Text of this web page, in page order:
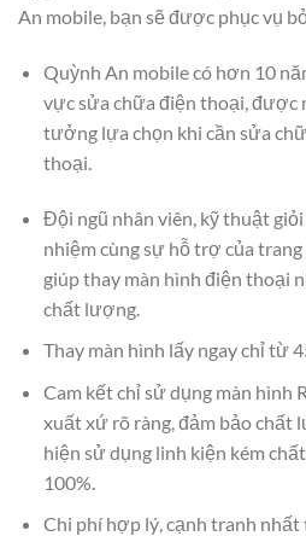
An mobile, bạn sẽ được phục vụ
Quỳnh An mobile có hơn 10
vực sửa chữa điện thoại, được
tưởng lựa chọn khi cần sửa
thoại.
Đội ngũ nhân viên, kỹ thuật
nhiệm cùng sự hỗ trợ của
giúp thay màn hình điện thoại
chất lượng.
Thay màn hình lấy ngay chỉ từ
Cam kết chỉ sử dụng màn hình
xuất xứ rõ ràng, đảm bảo chất
hiện sử dụng linh kiện kém
100%.
Chi phí hợp lý, cạnh tranh